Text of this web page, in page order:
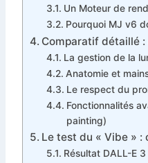
Un Moteur de
Pourquoi MJ v6
Comparatif détaillé
La gestion de la
Anatomie et
Le respect du
Fonctionnalités
painting)
Le test du « Vibe » :
Résultat DALL-E 3